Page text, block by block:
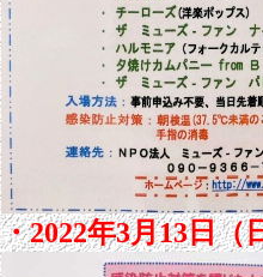
・2022年3月13日